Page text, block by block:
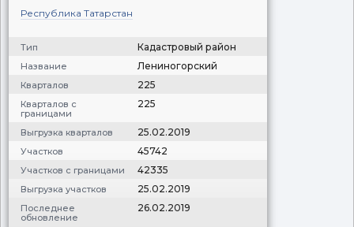
Республика Татарстан
Тип Кадастровый район
Название Лениногорский
Кварталов 225
Кварталов с
границами
225
Выгрузка кварталов 25.02.2019
Участков 45742
Участков с границами 42335
Выгрузка участков 25.02.2019
Последнее
обновление
26.02.2019